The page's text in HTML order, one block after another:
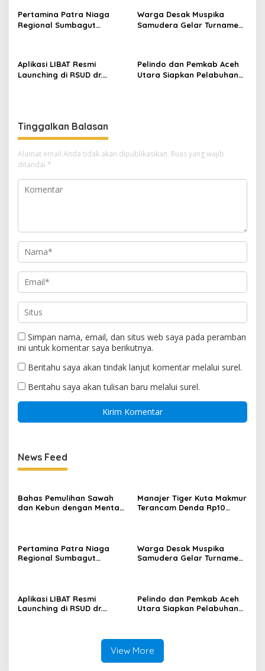
s
Pertamina Patra Niaga
Regional Sumbagut
Warga Desak Muspika
Samudera Gelar Turnamen
Aplikasi LIBAT Resmi
Launching di RSUD dr.
Pelindo dan Pemkab Aceh
Utara Siapkan Pelabuhan
Tinggalkan Balasan
Alamat email Anda tidak akan dipublikasikan. Ruas yang wajib
ditandai *
Simpan nama, email, dan situs web saya pada peramban
ini untuk komentar saya berikutnya.
Beritahu saya akan tindak lanjut komentar melalui surel.
Beritahu saya akan tulisan baru melalui surel.
News Feed
Bahas Pemulihan Sawah
dan Kebun dengan Mentan,
Manajer Tiger Kuta Makmur
Terancam Denda Rp10
Pertamina Patra Niaga
Regional Sumbagut
Warga Desak Muspika
Samudera Gelar Turnamen
Aplikasi LIBAT Resmi
Launching di RSUD dr.
Pelindo dan Pemkab Aceh
Utara Siapkan Pelabuhan
View More